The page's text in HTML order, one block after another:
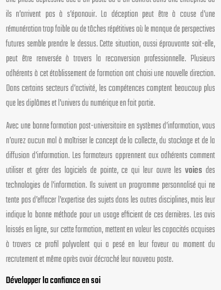
ils n’arrivent pas à s’épanouir. La déception peut être à cause d’une
rémunération trop faible ou de tâches répétitives où le manque de perspectives
futures semble prendre le dessus. Cette situation, aussi éprouvante soit-elle,
peut être renversée à travers la reconversion professionnelle. Plusieurs
adhérents à cet établissement de formation ont choisi une nouvelle direction.
Dans certains secteurs d’activité, les compétences comptent beaucoup plus
que les diplômes et l’univers du numérique en fait partie.
Avec une bonne formation post-universitaire en systèmes d’information, vous
n’aurez aucun mal à maîtriser le concept de la collecte, du stockage et de la
diffusion d’information. Les formateurs apprennent aux adhérents comment
utiliser et gérer des logiciels de pointe, ce qui leur ouvre lesvoies des
technologies de l’information. Ils suivent un programme personnalisé qui ne
tente pas d’effacer l’expertise des sujets dans les autres disciplines, mais leur
indique la bonne méthode pour un usage efficient de ces dernières. Les avis
laissés en ligne, sur cette formation, mettent en valeur les capacités acquises
à travers ce profil polyvalent qui a pesé en leur faveur au moment du
recrutement et même après avoir décroché leur nouveau poste.
Développer la confiance en soi